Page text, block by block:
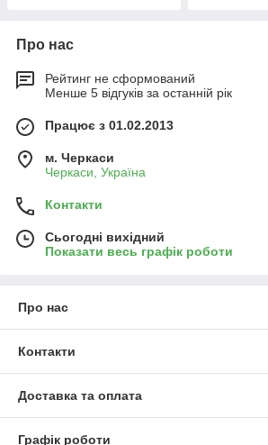
Про нас
Рейтинг не сформований
Менше 5 відгуків за останній рік
Працює з 01.02.2013
м. Черкаси
Черкаси, Україна
Контакти
Сьогодні вихідний
Показати весь графік роботи
Про нас
Контакти
Доставка та оплата
Графік роботи